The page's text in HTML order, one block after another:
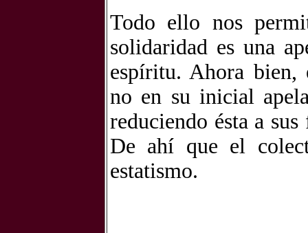
Todo ello nos
solidaridad es una
espíritu. Ahora bien,
no en su inicial
reduciendo ésta a
De ahí que el
estatismo.